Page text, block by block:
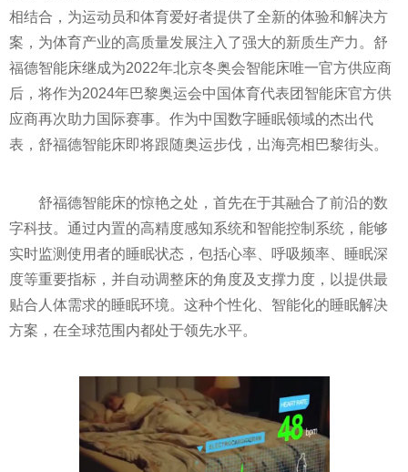
相结合，为运动员和体育爱好者提供了全新的体验和解决方
案，为体育产业的高质量发展注入了强大的新质生产力。舒
福德智能床继成为2022年北京冬奥会智能床唯一官方供应商
后，将作为2024年巴黎奥运会中国体育代表团智能床官方供
应商再次助力国际赛事。作为中国数字睡眠领域的杰出代
表，舒福德智能床即将跟随奥运步伐，出海亮相巴黎街头。
舒福德智能床的惊艳之处，首先在于其融合了前沿的数
字科技。通过内置的高精度感知系统和智能控制系统，能够
实时监测使用者的睡眠状态，包括心率、呼吸频率、睡眠深
度等重要指标，并自动调整床的角度及支撑力度，以提供最
贴合人体需求的睡眠环境。这种个性化、智能化的睡眠解决
方案，在全球范围内都处于领先水平。